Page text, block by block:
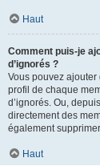
Haut
Comment puis-je
d’ignorés ?
Vous pouvez
profil de chaque
d’ignorés. Ou,
directement des
également
Haut